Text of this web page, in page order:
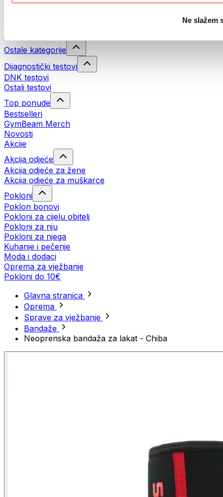
Ne slažem
Ostale kategorije
Dijagnostički testovi
DNK testovi
Ostali testovi
Top ponude
Bestselleri
GymBeam Merch
Novosti
Akcije
Akcija odjeće
Akcija odjeće za žene
Akcija odjeće za muškarce
Pokloni
Poklon bonovi
Pokloni za cijelu obitelj
Pokloni za nju
Pokloni za njega
Kuhanje i pečenje
Moda i dodaci
Oprema za vježbanje
Pokloni do 10€
Glavna stranica
Oprema
Sprave za vježbanje
Bandaže
Neoprenska bandaža za lakat - Chiba